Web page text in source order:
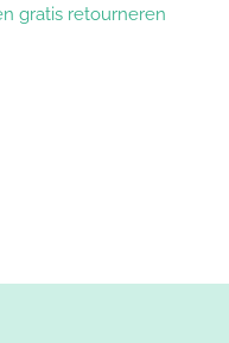
gratis retourneren